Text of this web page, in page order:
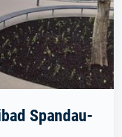
Spandau-